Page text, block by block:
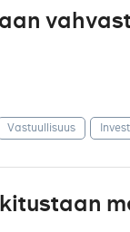
Vastuullisuus